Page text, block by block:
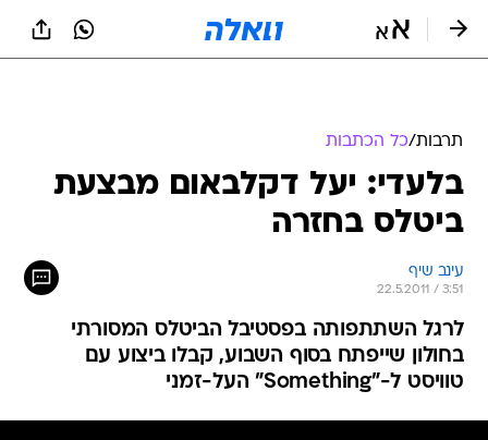
תרבות/כל הכתבות
בלעדי: יעל דקלבאום מבצעת
ביטלס בחזרה
עינב שיף
22.5.2011 / 3:51
לרגל השתתפותה בפסטיבל הביטלס המסורתי
בחולון שייפתח בסוף השבוע, קבלו ביצוע עם
טוויסט ל-"Something" העל-זמני